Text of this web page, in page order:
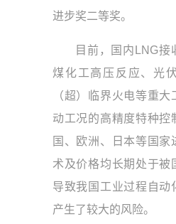
进步奖二等奖。
目前，国内LNG接
煤化工高压反应、光
（超）临界火电等重
动工况的高精度特种控
国、欧洲、日本等国家
术及价格均长期处于被
导致我国工业过程自动
产生了较大的风险。